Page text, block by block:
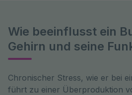
Wie beeinflusst ein
Gehirn und seine
Chronischer Stress, wie er bei
führt zu einer Überproduktion